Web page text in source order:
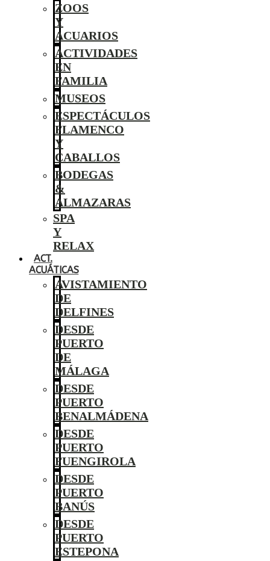
ZOOS
Y
ACUARIOS
ACTIVIDADES
EN
FAMILIA
MUSEOS
ESPECTÁCULOS
FLAMENCO
Y
CABALLOS
BODEGAS
&
ALMAZARAS
SPA
Y
RELAX
ACT.
ACUÁTICAS
AVISTAMIENTO
DE
DELFINES
DESDE
PUERTO
DE
MÁLAGA
DESDE
PUERTO
BENALMÁDENA
DESDE
PUERTO
FUENGIROLA
DESDE
PUERTO
BANÚS
DESDE
PUERTO
ESTEPONA